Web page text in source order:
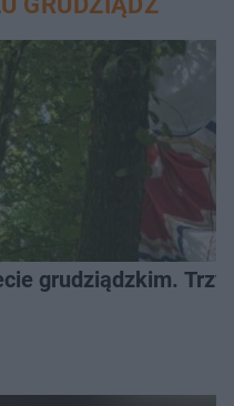
grudziądzkim.